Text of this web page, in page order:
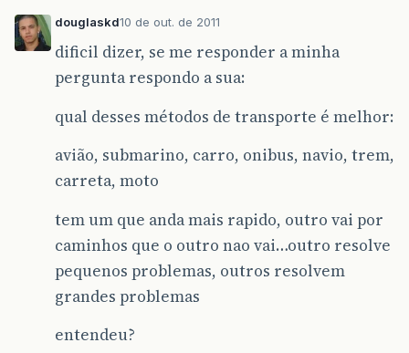
douglaskd10 de out. de 2011
dificil dizer, se me responder a minha
pergunta respondo a sua:
qual desses métodos de transporte é melhor:
avião, submarino, carro, onibus, navio, trem,
carreta, moto
tem um que anda mais rapido, outro vai por
caminhos que o outro nao vai…outro resolve
pequenos problemas, outros resolvem
grandes problemas
entendeu?